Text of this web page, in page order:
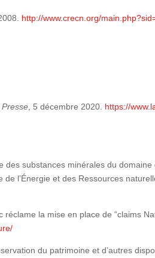
http://www.crecn.org/
Presse , 5 décembre 2020. https://
substances minérales du domaine
l’Énergie et des Ressources
la mise en place de “claims
du patrimoine et d’autres